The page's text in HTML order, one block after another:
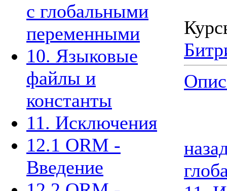
с глобальными
переменными
10. Языковые
файлы и
константы
11. Исключения
12.1 ORM -
Введение